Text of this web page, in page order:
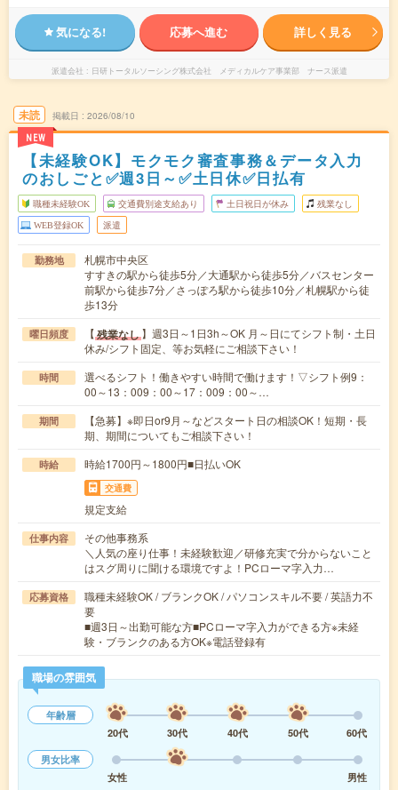
気になる! 応募へ進む 詳しく見る
派遣会社 日研トータルソーシング株式会社 メディカルケア事業部 ナース派遣
未読
NEW
掲載日 2026/08/10
【未経験OK】モクモク審査事務＆データ入力
のおしごと✅週3日～✅土日休✅日払有
職種未経験OK 交通費別途支給あり 土日祝日が休み 残業なし
WEB登録OK 派遣
勤務地
札幌市中央区
すすきの駅から徒歩5分／大通駅から徒歩5分／バスセンター
前駅から徒歩7分／さっぽろ駅から徒歩10分／札幌駅から徒
歩13分
曜日頻度 【残業なし】週3日～1日3h～OK 月～日にてシフト制・土日
休み/シフト固定、等お気軽にご相談下さい！
時間
選べるシフト！働きやすい時間で働けます！▽シフト例9：
00～13：009：00～17：009：00～…
期間
【急募】※即日or9月～などスタート日の相談OK！短期・長
期、期間についてもご相談下さい！
時給 時給1700円～1800円■日払いOK
交通費
規定支給
仕事内容
その他事務系
＼人気の座り仕事！未経験歓迎／研修充実で分からないこと
はスグ周りに聞ける環境ですよ！PCローマ字入力…
応募資格
職種未経験OK / ブランクOK / パソコンスキル不要 / 英語力不
要
■週3日～出勤可能な方■PCローマ字入力ができる方※未経
験・ブランクのある方OK※電話登録有
職場の雰囲気
年齢層
20代
30代 40代 50代
60代
男女比率
女性
男性